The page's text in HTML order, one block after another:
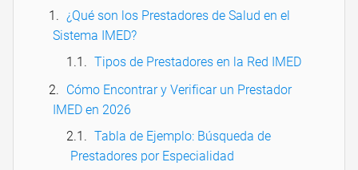
¿Qué son los Prestadores de Salud en el
Sistema IMED?
Tipos de Prestadores en la Red IMED
Cómo Encontrar y Verificar un Prestador
IMED en 2026
Tabla de Ejemplo: Búsqueda de
Prestadores por Especialidad